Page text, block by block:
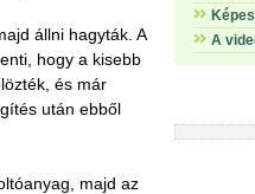
állni hagyták. A
hogy a kisebb
és már
után ebből
majd az
A